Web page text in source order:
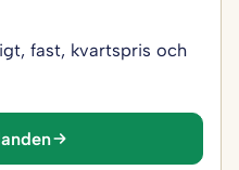
fast, kvartspris och